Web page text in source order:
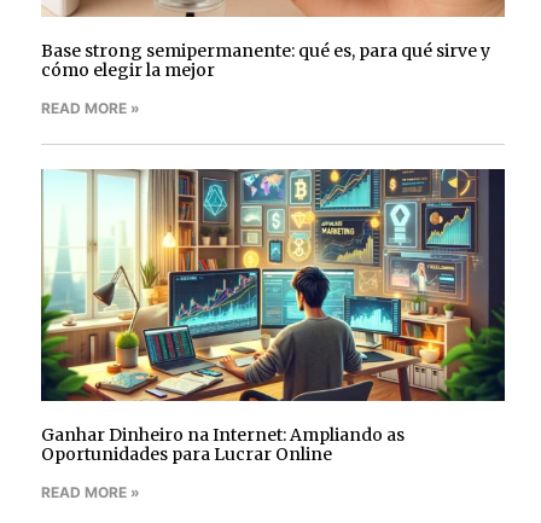
Base strong semipermanente: qué es, para qué sirve y
cómo elegir la mejor
READ MORE »
Ganhar Dinheiro na Internet: Ampliando as
Oportunidades para Lucrar Online
READ MORE »